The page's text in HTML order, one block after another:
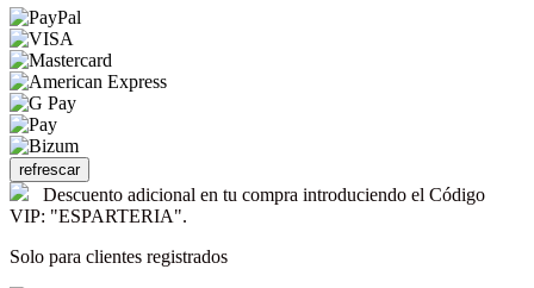
Descuento adicional en tu compra introduciendo el Código
VIP: "ESPARTERIA".
Solo para clientes registrados